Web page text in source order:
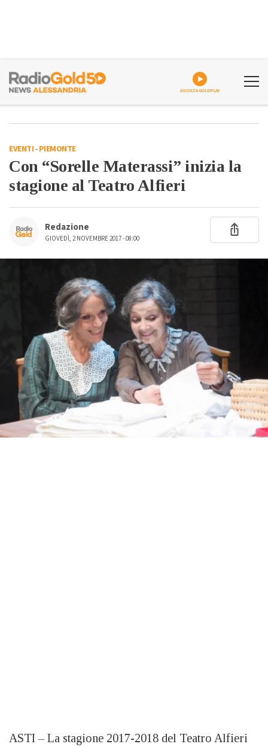
ASCOLTA GOLDPLAY
EVENTI-PIEMONTE
Con “Sorelle Materassi” inizia la
stagione al Teatro Alfieri
Redazione
GIOVEDÌ, 2 NOVEMBRE 2017 - 08:00
ASTI – La stagione 2017-2018 del Teatro Alfieri